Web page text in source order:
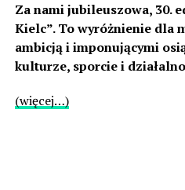
Za nami jubileuszowa, 30.
Kielc”. To wyróżnienie dla
ambicją i imponującymi
kulturze, sporcie i
(więcej…)